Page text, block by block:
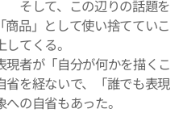
そして、この辺りの話題を
品」として使い捨てていこ
てくる。
者が「自分が何かを描くこ
省を経ないで、「誰でも表現
の自省もあった。